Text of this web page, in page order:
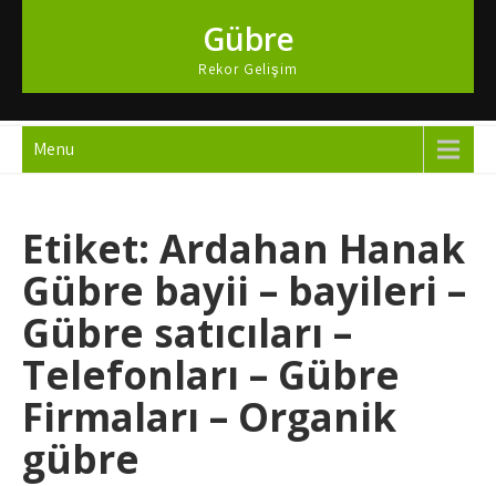
Gübre
Rekor Gelişim
Menu
Etiket: Ardahan Hanak
Gübre bayii – bayileri –
Gübre satıcıları –
Telefonları – Gübre
Firmaları – Organik
gübre